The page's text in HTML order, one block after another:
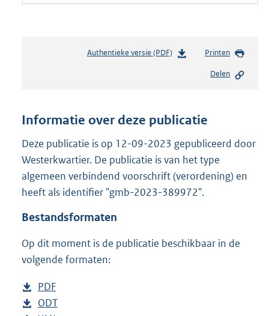
Authentieke versie (PDF)b
n
s
r
o
o
:
Printen
Delen
Informatie over deze publicatie
Deze publicatie is op 12-09-2023 gepubliceerd door
Westerkwartier. De publicatie is van het type
algemeen verbindend voorschrift (verordening) en
heeft als identifier "gmb-2023-389972".
Bestandsformaten
Op dit moment is de publicatie beschikbaar in de
volgende formaten:
D
o
PDF
e
D
ODT